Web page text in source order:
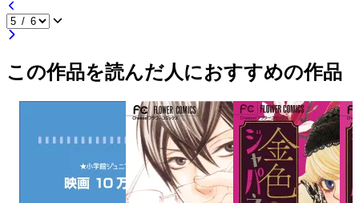
この作品を読んだ人におすすめの作品